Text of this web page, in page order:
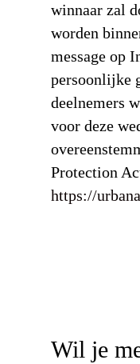
winnaar zal
worden
message op
persoonlijke
deelnemers
voor deze
Protection
https://
Wil je